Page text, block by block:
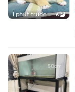
1 phút trước 6